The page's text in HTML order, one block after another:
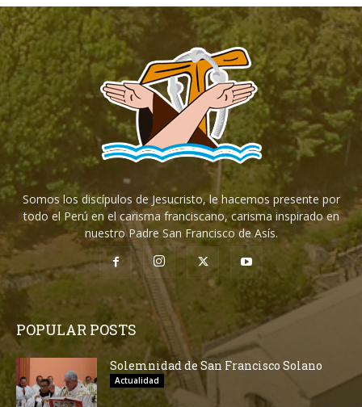
Somos los discípulos de Jesucristo, le hacemos presente por
todo el Perú en el carisma franciscano, carisma inspirado en
nuestro Padre San Francisco de Asís.
POPULAR POSTS
Solemnidad de San Francisco Solano
Actualidad